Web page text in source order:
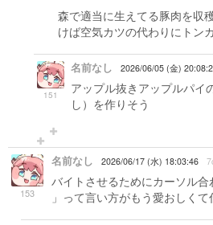
森で適当に生えてる豚肉を収
けば空気カツの代わりにトン
151
名前なし 2026/06/05 (金)
アップル抜きアップルパイ
し）を作りそう
153
名前なし 2026/06/17 (水) 18:03:46
バイトさせるためにカーソル
」って言い方がもう愛おしく